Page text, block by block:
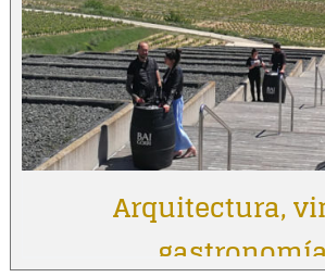
Arquitectura,
gastronomía